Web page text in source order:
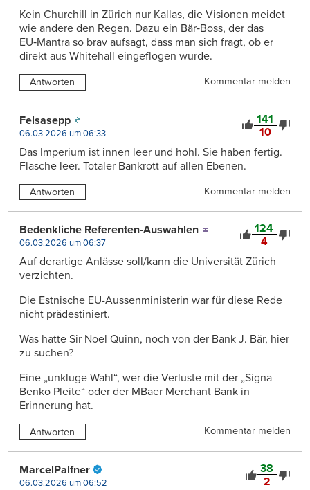
Kein Churchill in Zürich nur Kallas, die Visionen meidet
wie andere den Regen. Dazu ein Bär‑Boss, der das
EU‑Mantra so brav aufsagt, dass man sich fragt, ob er
direkt aus Whitehall eingeflogen wurde.
Antworten Kommentar melden
141
10
Felsasepp
06.03.2026 um 06:33
Das Imperium ist innen leer und hohl. Sie haben fertig.
Flasche leer. Totaler Bankrott auf allen Ebenen.
Antworten Kommentar melden
124
4
Bedenkliche Referenten-Auswahlen
06.03.2026 um 06:37
Auf derartige Anlässe soll/kann die Universität Zürich
verzichten.
Die Estnische EU-Aussenministerin war für diese Rede
nicht prädestiniert.
Was hatte Sir Noel Quinn, noch von der Bank J. Bär, hier
zu suchen?
Eine „unkluge Wahl“, wer die Verluste mit der „Signa
Benko Pleite“ oder der MBaer Merchant Bank in
Erinnerung hat.
Antworten Kommentar melden
38
2
MarcelPalfner
06.03.2026 um 06:52